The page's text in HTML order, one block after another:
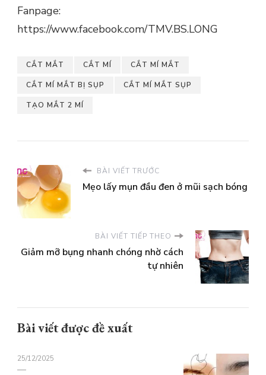
Fanpage:
https://www.facebook.com/TMV.BS.LONG
CẮT MẮT CẮT MÍ CẮT MÍ MẮT
CẮT MÍ MẮT BỊ SỤP CẮT MÍ MẮT SỤP
TẠO MẮT 2 MÍ
BÀI VIẾT TRƯỚC
Mẹo lấy mụn đầu đen ở mũi sạch bóng
BÀI VIẾT TIẾP THEO
Giảm mỡ bụng nhanh chóng nhờ cách
tự nhiên
Bài viết được đề xuất
25/12/2025